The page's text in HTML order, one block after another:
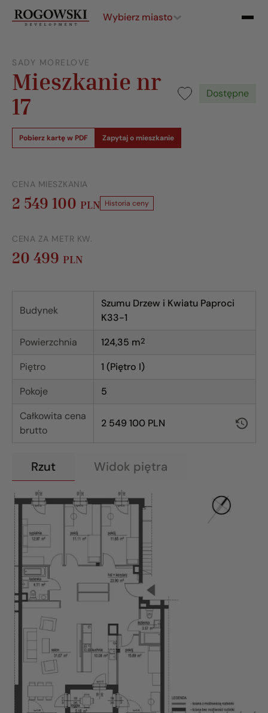
Wybierz miasto
SADY MORELOVE
Mieszkanie nr
17
Dostępne
Pobierz kartę w PDF Zapytaj o mieszkanie
CENA MIESZKANIA
2 549 100 PLN Historia ceny
CENA ZA METR KW.
20 499 PLN
Budynek
Szumu Drzew i Kwiatu Paproci
K33-1
Powierzchnia
124,35 m2
Piętro
1 (Piętro I)
Pokoje
5
Całkowita cena
brutto
2 549 100 PLN
Rzut Widok piętra